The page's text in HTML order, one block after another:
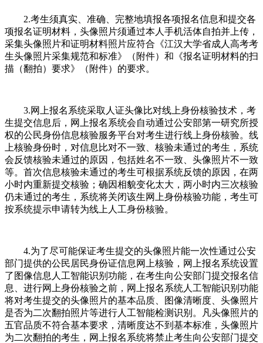
2.考生须真实、准确、完整地填报各项报名信息和提交各
项报名证明材料，头像照片须通过本人手机活体自拍并上传，
采集头像照片和证明材料照片应符合《江汉大学省成人高考考
生头像照片采集规范和标准》（附件）和《报名证明材料的扫
描（翻拍）要求》（附件）的要求。
3.网上报名系统采取人证头像比对线上身份核验技术，考
生提交信息后，网上报名系统会自动通过公安部第一研究所授
权的公民身份信息核验服务平台对考生进行线上身份核验。线
上核验身份时，对信息比对不一致、核验未通过的考生，系统
会反馈核验未通过的原因，包括姓名不一致、头像照片不一致
等。首次信息核验未通过的考生可根据系统反馈的原因，在两
小时内重新提交核验；确因相貌变化太大，两小时内三次核验
仍未通过的考生，系统将关闭该生网上身份核验功能，考生可
按系统提示申请转为线上人工身份核验。
4.为了尽可能保证考生提交的头像照片能一次性通过公安
部门提供的公民居民身份证信息网上核验，网上报名系统设置
了图像信息人工智能识别功能，在考生向公安部门提交报名信
息、进行网上身份核验之前，网上报名系统人工智能识别功能
将对考生提交的头像照片的基本品质、图像清晰度、头像照片
是否为二次翻拍照片等进行人工智能检测识别。凡头像照片的
五官品质不符合基本要求，清晰度达不到基本标准，头像照片
为二次翻拍的考生，网上报名系统将禁止考生向公安部门提交